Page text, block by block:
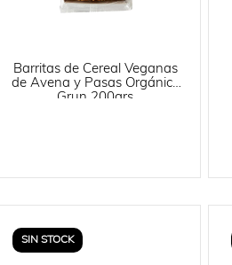
Barritas de Cereal Veganas
de Avena y Pasas Orgánico
Grun 200grs
SIN STOCK